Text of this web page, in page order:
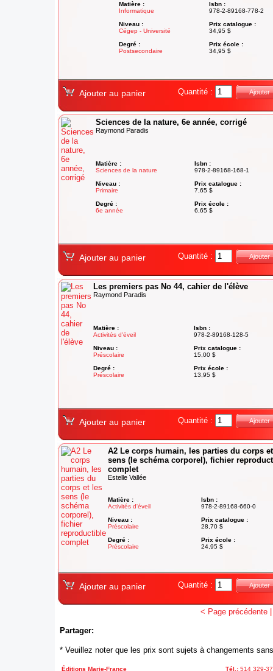
Matière :
Informatique
Niveau :
Cégep - Université
Degré :
Postsecondaire
Isbn :
978-2-89168-778-2
Prix catalogue :
34,95 $
Prix école :
34,95 $
Ajouter au panier Quantité : Ajouter
Sciences de la nature, 6e année, corrigé
Raymond Paradis
Matière :
Sciences de la nature
Niveau :
Primaire
Degré :
6e année
Isbn :
978-2-89168-168-1
Prix catalogue :
7,65 $
Prix école :
6,65 $
Ajouter au panier Quantité : Ajouter
Les premiers pas No 44, cahier de l'élève
Raymond Paradis
Matière :
Activités d'éveil
Niveau :
Préscolaire
Degré :
Préscolaire
Isbn :
978-2-89168-128-5
Prix catalogue :
15,00 $
Prix école :
13,95 $
Ajouter au panier Quantité : Ajouter
A2 Le corps humain, les parties du corps
sens (le schéma corporel), fichier
complet
Estelle Vallée
Matière :
Activités d'éveil
Niveau :
Préscolaire
Degré :
Préscolaire
Isbn :
978-2-89168-660-0
Prix catalogue :
28,70 $
Prix école :
24,95 $
Ajouter au panier Quantité : Ajouter
< Page précédente
Partager:
* Veuillez noter que les prix sont sujets à changements
Éditions Marie-France Tél.: 514 329-